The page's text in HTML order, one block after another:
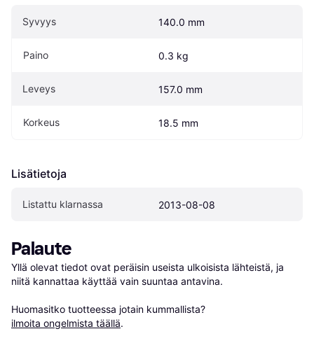
Syvyys 140.0 mm
Paino 0.3 kg
Leveys 157.0 mm
Korkeus 18.5 mm
Lisätietoja
Listattu klarnassa 2013-08-08
Palaute
Yllä olevat tiedot ovat peräisin useista ulkoisista lähteistä, ja
niitä kannattaa käyttää vain suuntaa antavina.
Huomasitko tuotteessa jotain kummallista?
ilmoita ongelmista täällä.